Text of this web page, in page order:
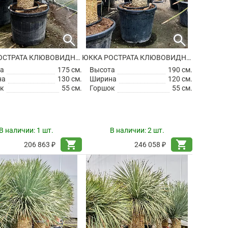
search
ЮККА РОСТРАТА КЛЮВОВИДНАЯ
175 см.
130 см.
55 см.
наличии: 1 шт.
206 863 ₽
shopping_cart
search
ЮККА РОСТРАТА КЛЮВОВИДНАЯ
Высота
190 см.
Ширина
120 см.
Горшок
55 см.
В наличии:2 шт.
246 058 ₽
shopping_cart